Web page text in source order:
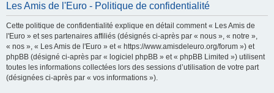
Les Amis de l'Euro - Politique de confidentialité
Cette politique de confidentialité explique en détail comment « Les Amis de
l'Euro » et ses partenaires affiliés (désignés ci-après par « nous », « notre »,
« nos », « Les Amis de l'Euro » et « https://www.amisdeleuro.org/forum ») et
phpBB (désigné ci-après par « logiciel phpBB » et « phpBB Limited ») utilisent
toutes les informations collectées lors des sessions d’utilisation de votre part
(désignées ci-après par « vos informations »).